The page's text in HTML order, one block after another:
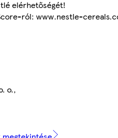
elérhetőségét!
ról: www.nestle-
o.,